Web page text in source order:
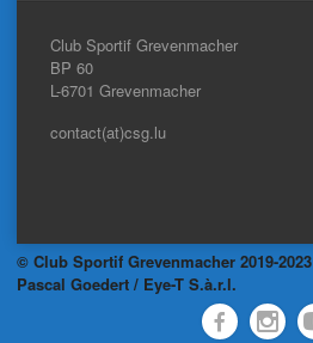
Club Sportif Grevenmacher
BP 60
L-6701 Grevenmacher
contact(at)csg.lu
© Club Sportif Grevenmacher 2019-2023
Pascal Goedert / Eye-T S.à.r.l.